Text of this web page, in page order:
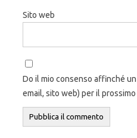
Sito web
Do il mio consenso affinché
email, sito web) per il